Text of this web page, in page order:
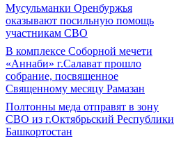
Мусульманки Оренбуржья
оказывают посильную помощь
участникам СВО
В комплексе Соборной мечети
«Аннаби» г.Салават прошло
собрание, посвященное
Священному месяцу Рамазан
Полтонны меда отправят в зону
СВО из г.Октябрьский Республики
Башкортостан